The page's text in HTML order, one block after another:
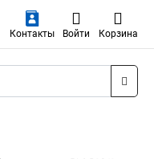
Контакты Войти Корзина